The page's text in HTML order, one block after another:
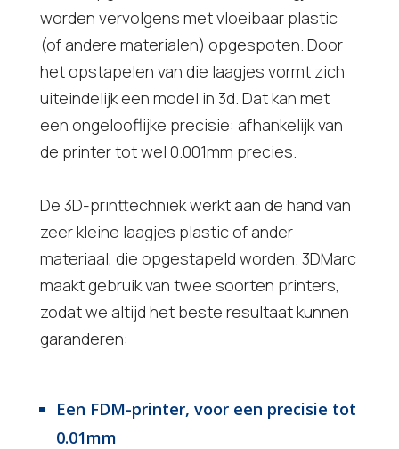
worden vervolgens met vloeibaar plastic
(of andere materialen) opgespoten. Door
het opstapelen van die laagjes vormt zich
uiteindelijk een model in 3d. Dat kan met
een ongelooflijke precisie: afhankelijk van
de printer tot wel 0.001mm precies.
De 3D-printtechniek werkt aan de hand van
zeer kleine laagjes plastic of ander
materiaal, die opgestapeld worden. 3DMarc
maakt gebruik van twee soorten printers,
zodat we altijd het beste resultaat kunnen
garanderen:
Een FDM-printer, voor een precisie tot
0.01mm